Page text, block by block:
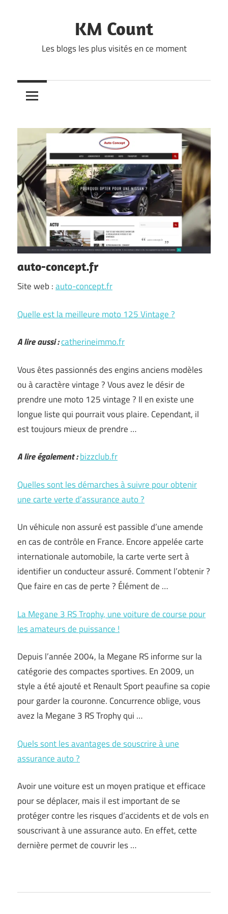
KM Count
Les blogs les plus visités en ce moment
auto-concept.fr
Site web :auto-concept.fr
Quelle est la meilleure moto 125 Vintage ?
A lire aussi :catherineimmo.fr
Vous êtes passionnés des engins anciens modèles
ou à caractère vintage ? Vous avez le désir de
prendre une moto 125 vintage ? Il en existe une
longue liste qui pourrait vous plaire. Cependant, il
est toujours mieux de prendre …
A lire également :bizzclub.fr
Quelles sont les démarches à suivre pour obtenir
une carte verte d’assurance auto ?
Un véhicule non assuré est passible d’une amende
en cas de contrôle en France. Encore appelée carte
internationale automobile, la carte verte sert à
identifier un conducteur assuré. Comment l’obtenir ?
Que faire en cas de perte ? Élément de …
La Megane 3 RS Trophy, une voiture de course pour
les amateurs de puissance !
Depuis l’année 2004, la Megane RS informe sur la
catégorie des compactes sportives. En 2009, un
style a été ajouté et Renault Sport peaufine sa copie
pour garder la couronne. Concurrence oblige, vous
avez la Megane 3 RS Trophy qui …
Quels sont les avantages de souscrire à une
assurance auto ?
Avoir une voiture est un moyen pratique et efficace
pour se déplacer, mais il est important de se
protéger contre les risques d’accidents et de vols en
souscrivant à une assurance auto. En effet, cette
dernière permet de couvrir les …